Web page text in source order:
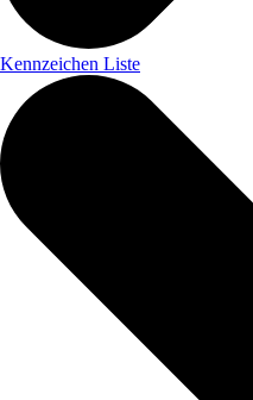
Kennzeichen Liste